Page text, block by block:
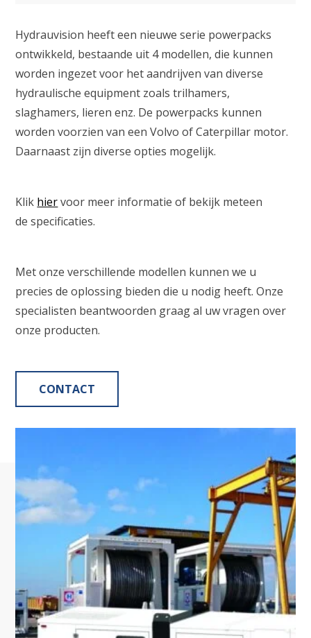
Hydrauvision heeft een nieuwe serie powerpacks
ontwikkeld, bestaande uit 4 modellen, die kunnen
worden ingezet voor het aandrijven van diverse
hydraulische equipment zoals trilhamers,
slaghamers, lieren enz. De powerpacks kunnen
worden voorzien van een Volvo of Caterpillar motor.
Daarnaast zijn diverse opties mogelijk.
Klik hiervoor meer informatie of bekijk meteen
de specificaties.
Met onze verschillende modellen kunnen we u
precies de oplossing bieden die u nodig heeft. Onze
specialisten beantwoorden graag al uw vragen over
onze producten.
CONTACT